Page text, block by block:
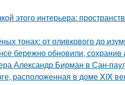
этого интерьера:
тонах: от оливкового до
бережно обновили,
Александр Бирман в Сан-
расположенная в доме XIX